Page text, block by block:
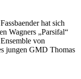
hat sich
Wagners „Parsifal“
von
jungen GMD Thomas